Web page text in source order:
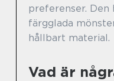
preferenser. Den
färgglada
hållbart material.
Vad är